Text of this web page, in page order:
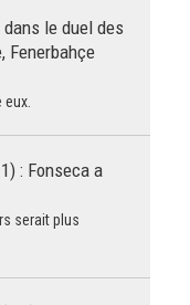
le duel des
Fenerbahçe
: Fonseca a
serait plus